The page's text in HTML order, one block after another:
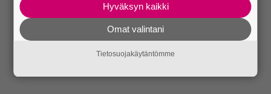
Hyväksyn kaikki
Omat valintani
Tietosuojakäytäntömme